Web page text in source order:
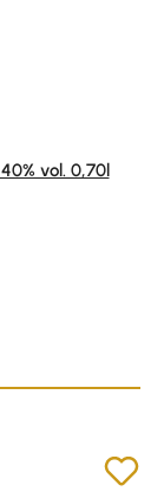
5 Sternen
vol. 0,70l